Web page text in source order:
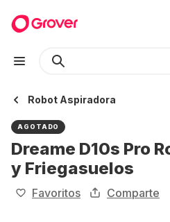
Robot Aspiradora
AGOTADO
Dreame D10s Pro
y Friegasuelos
Favoritos Comparte